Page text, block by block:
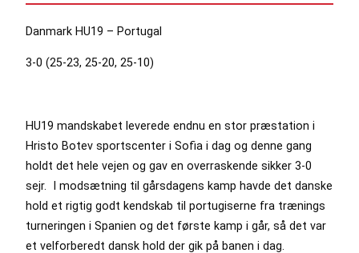
Danmark HU19 – Portugal
3-0 (25-23, 25-20, 25-10)
HU19 mandskabet leverede endnu en stor præstation i
Hristo Botev sportscenter i Sofia i dag og denne gang
holdt det hele vejen og gav en overraskende sikker 3-0
sejr. I modsætning til gårsdagens kamp havde det danske
hold et rigtig godt kendskab til portugiserne fra trænings
turneringen i Spanien og det første kamp i går, så det var
et velforberedt dansk hold der gik på banen i dag.